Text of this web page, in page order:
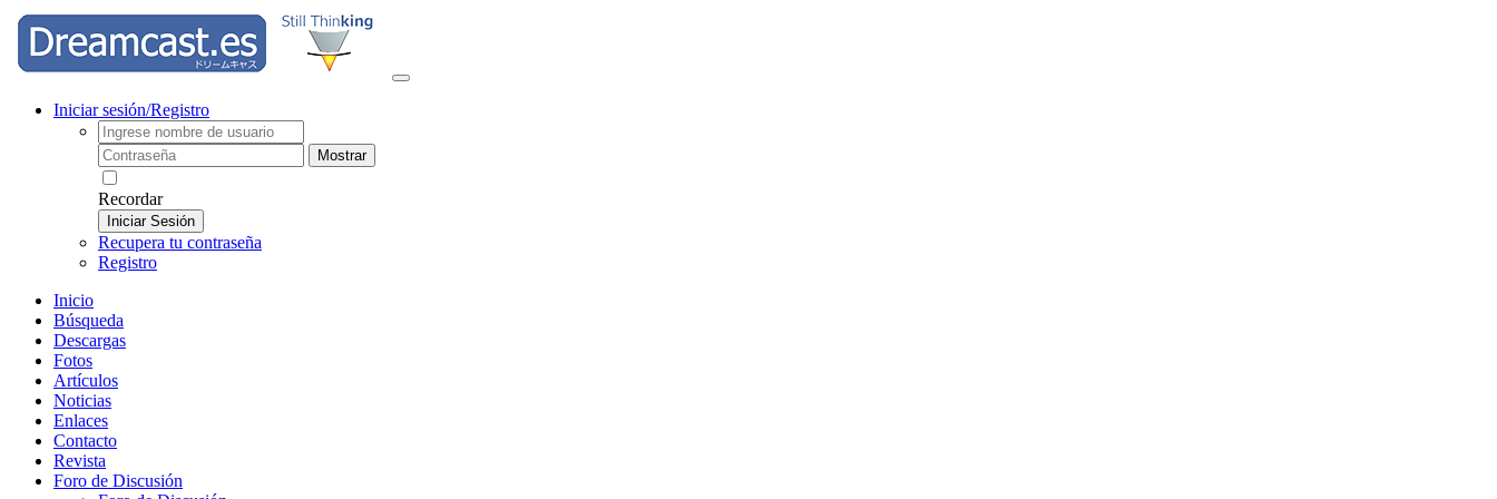
Iniciar sesión/Registro
Mostrar
Recordar
Iniciar Sesión
Recupera tu contraseña
Registro
Inicio
Búsqueda
Descargas
Fotos
Artículos
Noticias
Enlaces
Contacto
Revista
Foro de Discusión